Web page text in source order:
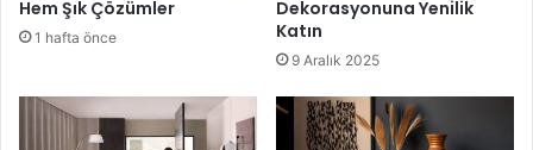
Hem Şık Çözümler
1 hafta önce
Dekorasyonuna Yenilik
Katın
9 Aralık 2025